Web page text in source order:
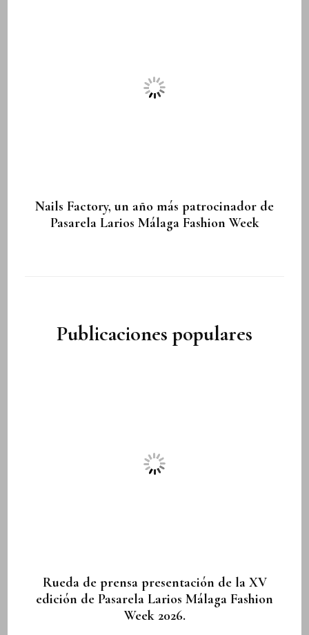
Nails Factory, un año más patrocinador de
Pasarela Larios Málaga Fashion Week
Publicaciones populares
Rueda de prensa presentación de la XV
edición de Pasarela Larios Málaga Fashion
Week 2026.